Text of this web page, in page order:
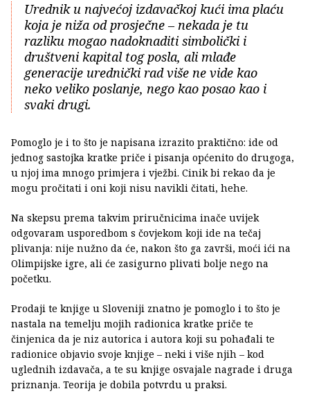
Urednik u najvećoj izdavačkoj kući ima plaću
koja je niža od prosječne – nekada je tu
razliku mogao nadoknaditi simbolički i
društveni kapital tog posla, ali mlađe
generacije urednički rad više ne vide kao
neko veliko poslanje, nego kao posao kao i
svaki drugi.
Pomoglo je i to što je napisana izrazito praktično: ide od
jednog sastojka kratke priče i pisanja općenito do drugoga,
u njoj ima mnogo primjera i vježbi. Cinik bi rekao da je
mogu pročitati i oni koji nisu navikli čitati, hehe.
Na skepsu prema takvim priručnicima inače uvijek
odgovaram usporedbom s čovjekom koji ide na tečaj
plivanja: nije nužno da će, nakon što ga završi, moći ići na
Olimpijske igre, ali će zasigurno plivati bolje nego na
početku.
Prodaji te knjige u Sloveniji znatno je pomoglo i to što je
nastala na temelju mojih radionica kratke priče te
činjenica da je niz autorica i autora koji su pohađali te
radionice objavio svoje knjige – neki i više njih – kod
uglednih izdavača, a te su knjige osvajale nagrade i druga
priznanja. Teorija je dobila potvrdu u praksi.